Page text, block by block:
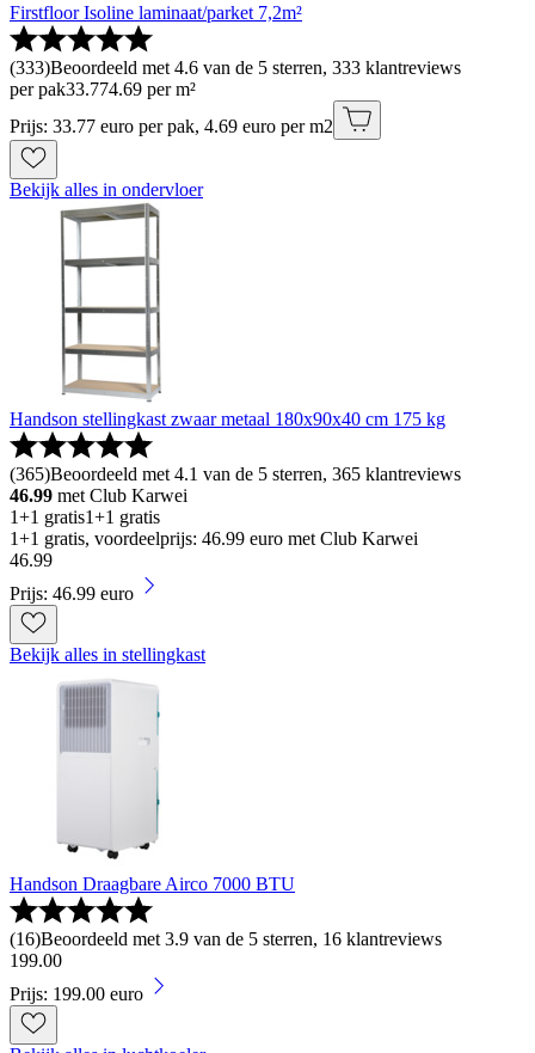
Firstfloor Isoline laminaat/parket 7,2m²
(333)Beoordeeld met 4.6 van de 5 sterren, 333 klantreviews
per pak33.774.69 per m²
Prijs: 33.77 euro per pak, 4.69 euro per m2
Bekijk alles in ondervloer
Handson stellingkast zwaar metaal 180x90x40 cm 175 kg
(365)Beoordeeld met 4.1 van de 5 sterren, 365 klantreviews
46.99 met Club Karwei
1+1 gratis1+1 gratis
1+1 gratis, voordeelprijs: 46.99 euro met Club Karwei
46.99
Prijs: 46.99 euro
Bekijk alles in stellingkast
Handson Draagbare Airco 7000 BTU
(16)Beoordeeld met 3.9 van de 5 sterren, 16 klantreviews
199.00
Prijs: 199.00 euro